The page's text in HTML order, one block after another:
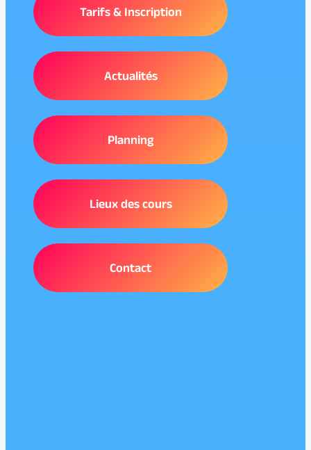
Tarifs & Inscription
Actualités
Planning
Lieux des cours
Contact